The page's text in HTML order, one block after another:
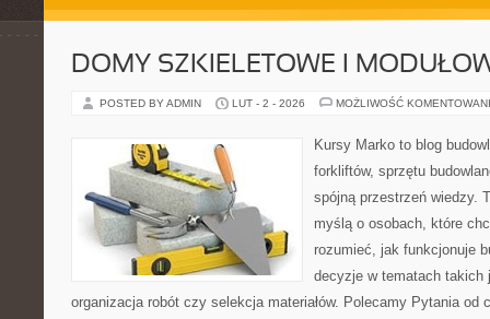
DOMY SZKIELETOWE I
POSTED BY ADMIN LUT - 2 - 2026 MOŻLIWOŚĆ
Kursy Marko to blog
forkliftów, sprzętu
spójną przestrzeń wiedzy.
myślą o osobach, które
rozumieć, jak funkcjonuje
decyzje w tematach takich
organizacja robót czy selekcja materiałów. Polecamy Pytania od